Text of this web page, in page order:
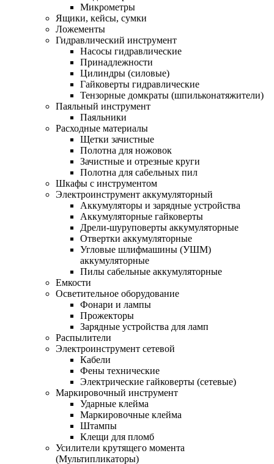
Микрометры
Ящики, кейсы, сумки
Ложементы
Гидравлический инструмент
Насосы гидравлические
Принадлежности
Цилиндры (силовые)
Гайковерты гидравлические
Тензорные домкраты (шпильконатяжители)
Паяльный инструмент
Паяльники
Расходные материалы
Щетки зачистные
Полотна для ножовок
Зачистные и отрезные круги
Полотна для сабельных пил
Шкафы с инструментом
Электроинструмент аккумуляторный
Аккумуляторы и зарядные устройства
Аккумуляторные гайковерты
Дрели-шуруповерты аккумуляторные
Отвертки аккумуляторные
Угловые шлифмашины (УШМ)
аккумуляторные
Пилы сабельные аккумуляторные
Емкости
Осветительное оборудование
Фонари и лампы
Прожекторы
Зарядные устройства для ламп
Распылители
Электроинструмент сетевой
Кабели
Фены технические
Электрические гайковерты (сетевые)
Маркировочный инструмент
Ударные клейма
Маркировочные клейма
Штампы
Клещи для пломб
Усилители крутящего момента
(Мультипликаторы)